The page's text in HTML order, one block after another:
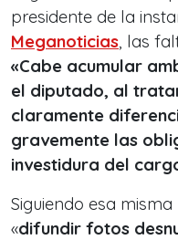
presidente de la
Meganoticias, las
«Cabe acumular
el diputado, al
claramente
gravemente las
investidura del
Siguiendo esa
«difundir fotos